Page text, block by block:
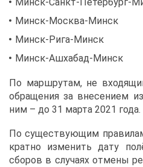
Минск-Москва-Минск
Минск-Ри­га-Минск
Минск-Аш­ха­бад-Минск
По марш­ру­там, не
об­ра­ще­ния за вне­се­ни­ем
ним – до 31 мар­та 2021 го­да.
По су­ще­ству­ю­щим
крат­но из­ме­нить да­ту
сбо­ров в слу­ча­ях от­ме­ны